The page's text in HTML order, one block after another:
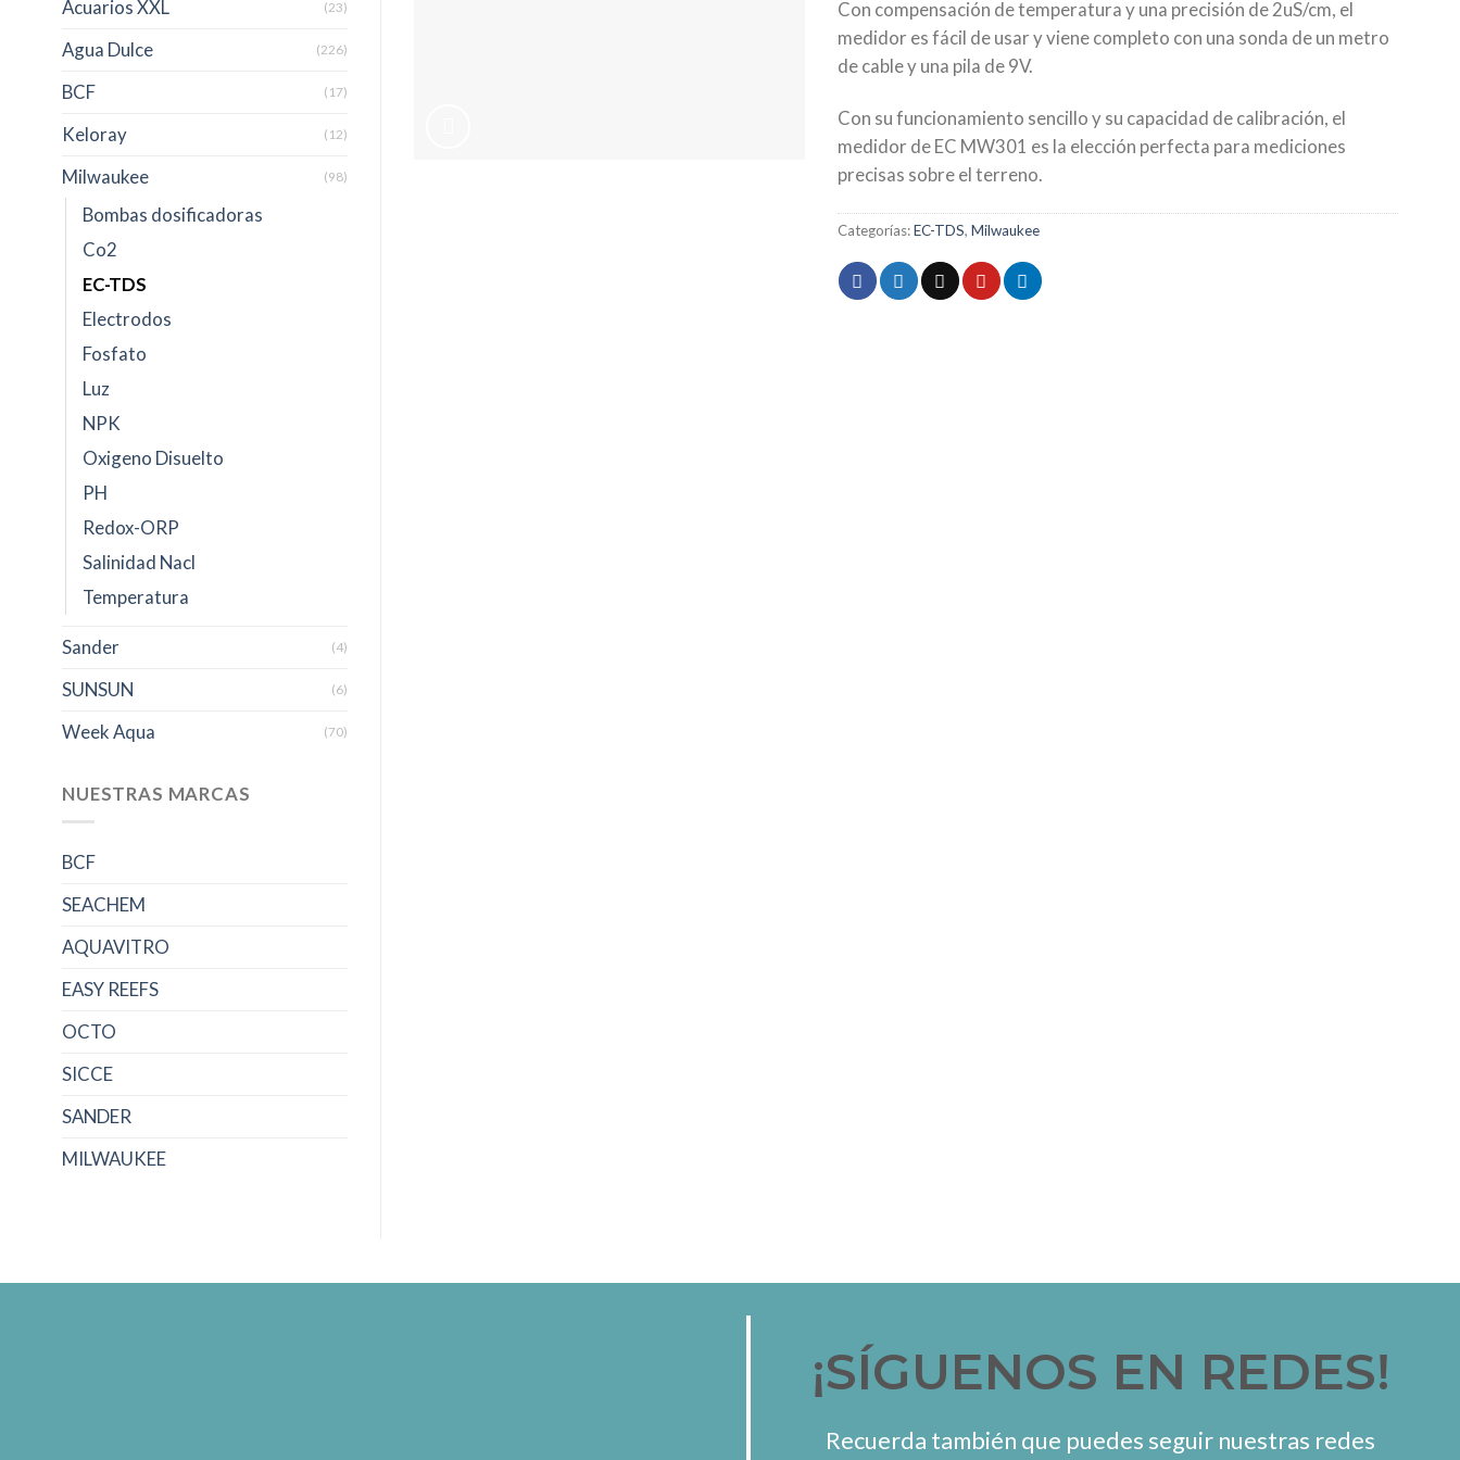
Acuarios XXL (23)
Agua Dulce (226)
BCF (17)
Keloray (12)
Milwaukee (98)
Bombas dosificadoras
Co2
EC-TDS
Electrodos
Fosfato
Luz
NPK
Oxigeno Disuelto
PH
Redox-ORP
Salinidad Nacl
Temperatura
Sander (4)
SUNSUN (6)
Week Aqua (70)
NUESTRAS MARCAS
BCF
SEACHEM
AQUAVITRO
EASY REEFS
OCTO
SICCE
SANDER
MILWAUKEE
Con compensación de temperatura y una precisión de 2uS/cm, el
medidor es fácil de usar y viene completo con una sonda de un metro
de cable y una pila de 9V.
Con su funcionamiento sencillo y su capacidad de calibración, el
medidor de EC MW301 es la elección perfecta para mediciones
precisas sobre el terreno.
Categorías:EC-TDS, Milwaukee
¡SÍGUENOS EN REDES!
Recuerda también que puedes seguir nuestras redes